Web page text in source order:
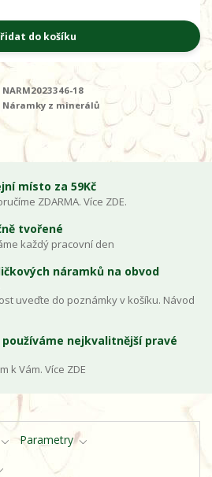
do košíku
NARM2023346-18
Náramky z minerálů
místo za 59Kč
ZDARMA. Více ZDE.
tvořené
každý pracovní den
náramků na obvod
uveďte do poznámky v košíku. Návod
nejkvalitnější pravé
k Vám. Více ZDE
Parametry